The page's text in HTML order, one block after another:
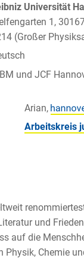
Universität
1,
(Großer
und JCF
Arian,
Arbeitskreis
und
auf die
Physik, Chemie